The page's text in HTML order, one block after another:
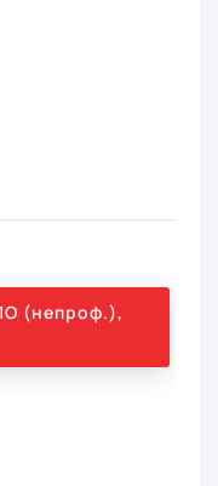
(непроф.),